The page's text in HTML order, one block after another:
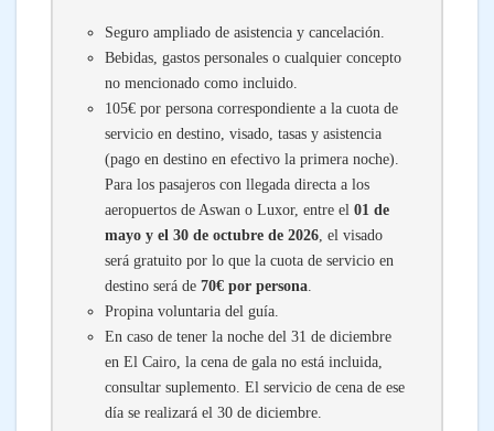
Seguro ampliado de asistencia y cancelación.
Bebidas, gastos personales o cualquier concepto
no mencionado como incluido.
105€ por persona correspondiente a la cuota de
servicio en destino, visado, tasas y asistencia
(pago en destino en efectivo la primera noche).
Para los pasajeros con llegada directa a los
aeropuertos de Aswan o Luxor, entre el 01 de
mayo y el 30 de octubre de 2026, el visado
será gratuito por lo que la cuota de servicio en
destino será de 70€ por persona.
Propina voluntaria del guía.
En caso de tener la noche del 31 de diciembre
en El Cairo, la cena de gala no está incluida,
consultar suplemento. El servicio de cena de ese
día se realizará el 30 de diciembre.